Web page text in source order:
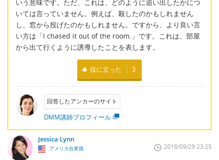
いう意味です。ただ、これは、どのように追い出したかにつ
いては言っていません。例えば、殺したのかもしれません
し、窓から投げたのかもしれません。ですから、より良い言
い方は「I chased it out of the room.」です。これは、部屋
から出て行くように誘導したことを表します。
役に立った 3
回答したアンカーのサイト
DMM講師プロフィール
Jessica Lynn
アメリカ合衆国 2018/09/29 23:25